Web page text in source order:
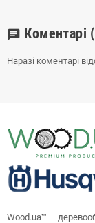
chat Коментарі
Наразі коментарі
Wood.ua™ —